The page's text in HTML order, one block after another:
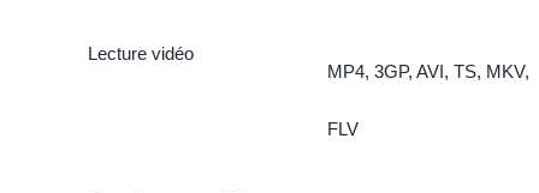
Lecture vidéo
MP4, 3GP, AVI, TS, MKV,
FLV